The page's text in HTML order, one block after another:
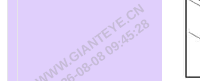
WWW.GIANTEYE.CN
2026-08-08 09:45:28